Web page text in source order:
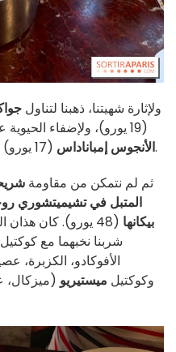
ولإثارة شهيتنا، ذهبنا لتناول
(19 يورو)، ولإضفاء الحيوية على الطعام، تناولنا طبق
الأنجوس إمباناداس(17 يورو) المغمس في صلصة تشيميتشوري.
ثم لم نتمكن من مقاومة
المتبل في تشيميتشوري
بيكانها
(48 يورو). كان هذان
شربنا نخبهما مع كوكتيل
وكوكتيل ميستيريو